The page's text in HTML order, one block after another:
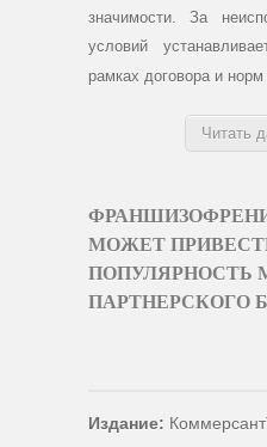
значимости. За
условий
рамках договора и
Читать
МОЖЕТ
ПОПУЛЯРНОСТЬ
ПАРТНЕРСКОГО
Издание: